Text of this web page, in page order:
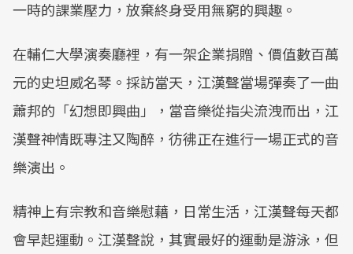
一時的課業壓力，放棄終身受用無窮的興趣。
在輔仁大學演奏廳裡，有一架企業捐贈、價值數百萬
元的史坦威名琴。採訪當天，江漢聲當場彈奏了一曲
蕭邦的「幻想即興曲」，當音樂從指尖流洩而出，江
漢聲神情既專注又陶醉，彷彿正在進行一場正式的音
樂演出。
精神上有宗教和音樂慰藉，日常生活，江漢聲每天都
會早起運動。江漢聲說，其實最好的運動是游泳，但